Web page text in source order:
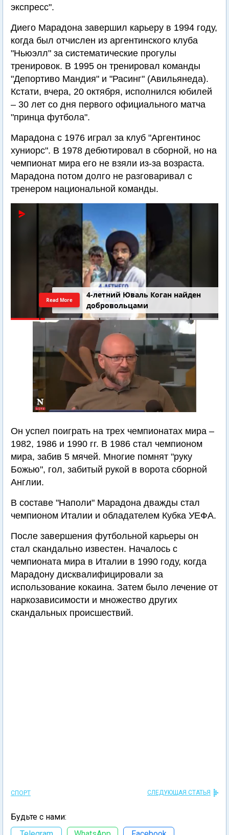
экспресс".
Диего Марадона завершил карьеру в 1994 году,
когда был отчислен из аргентинского клуба
"Ньюэлл" за систематические прогулы
тренировок. В 1995 он тренировал команды
"Депортиво Мандия" и "Расинг" (Авильянеда).
Кстати, вчера, 20 октября, исполнился юбилей
– 30 лет со дня первого официального матча
"принца футбола".
Марадона с 1976 играл за клуб "Аргентинос
хуниорс". В 1978 дебютировал в сборной, но на
чемпионат мира его не взяли из-за возраста.
Марадона потом долго не разговаривал с
тренером национальной команды.
4-летний Юваль Коган найден
добровольцами
Read More
Он успел поиграть на трех чемпионатах мира –
1982, 1986 и 1990 гг. В 1986 стал чемпионом
мира, забив 5 мячей. Многие помнят "руку
Божью", гол, забитый рукой в ворота сборной
Англии.
В составе "Наполи" Марадона дважды стал
чемпионом Италии и обладателем Кубка УЕФА.
После завершения футбольной карьеры он
стал скандально известен. Началось с
чемпионата мира в Италии в 1990 году, когда
Марадону дисквалифицировали за
использование кокаина. Затем было лечение от
наркозависимости и множество других
скандальных происшествий.
СПОРТ СЛЕДУЮЩАЯ СТАТЬЯ
Будьте с нами: